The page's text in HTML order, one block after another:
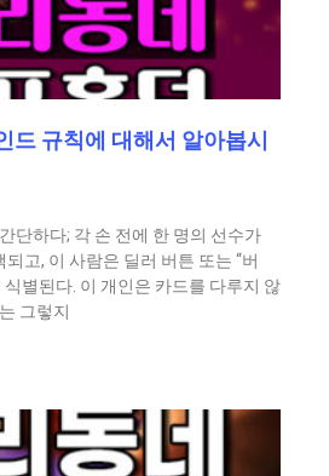
드 규칙에 대해서 알아봅시
단하다; 각 손 전에 한 명의 선수가
되고, 이 사람은 딜러 버튼 또는 “버
식별된다. 이 개인은 카드를 다루지 않
그렇지